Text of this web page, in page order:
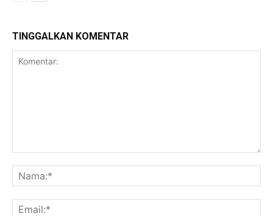
TINGGALKAN KOMENTAR